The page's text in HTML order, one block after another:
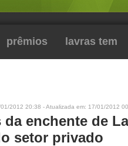
prêmios lavras tem
2012 20:38 - Atualizada em: 17/01/2012
da enchente de
setor privado